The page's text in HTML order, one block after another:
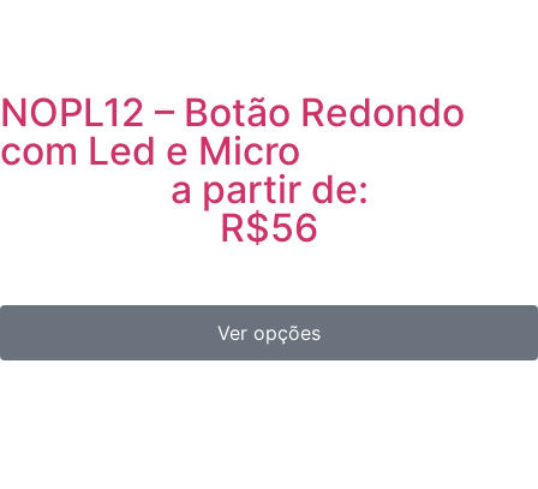
NOPL12 – Botão Redondo
com Led e Micro
a partir de:
R$56
Ver opções